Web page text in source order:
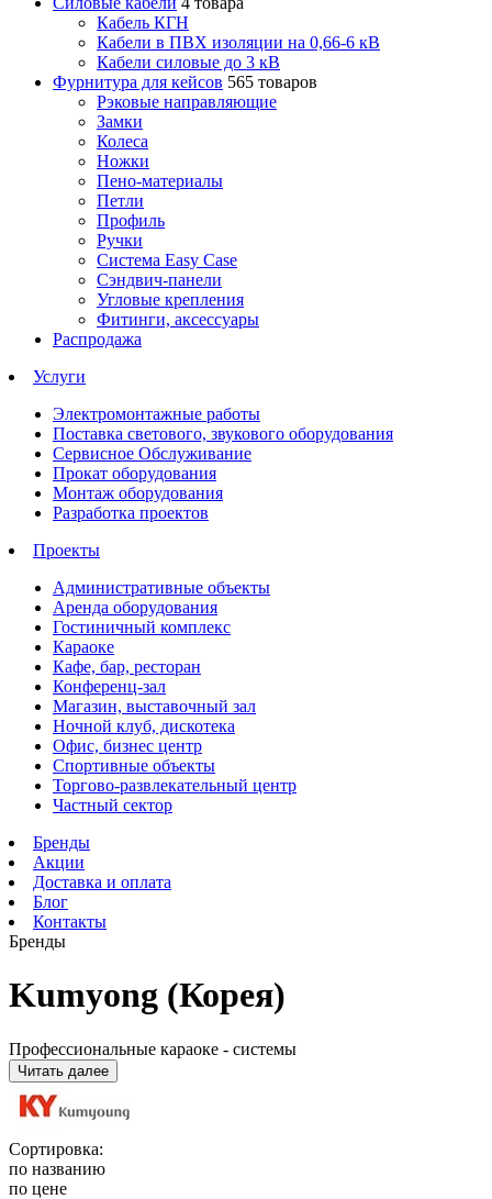
Кабель КГН
Кабели в ПВХ изоляции на 0,66-6 кВ
Кабели силовые до 3 кВ
Фурнитура для кейсов 565 товаров
Рэковые направляющие
Замки
Колеса
Ножки
Пено-материалы
Петли
Профиль
Ручки
Система Easy Case
Сэндвич-панели
Угловые крепления
Фитинги, аксессуары
Распродажа
Услуги
Электромонтажные работы
Поставка светового, звукового оборудования
Сервисное Обслуживание
Прокат оборудования
Монтаж оборудования
Разработка проектов
Проекты
Административные объекты
Аренда оборудования
Гостиничный комплекс
Караоке
Кафе, бар, ресторан
Конференц-зал
Магазин, выставочный зал
Ночной клуб, дискотека
Офис, бизнес центр
Спортивные объекты
Торгово-развлекательный центр
Частный сектор
Бренды
Акции
Доставка и оплата
Блог
Контакты
Бренды
Kumyong (Корея)
Профессиональные караоке - системы
Читать далее
Сортировка:
по названию
по цене